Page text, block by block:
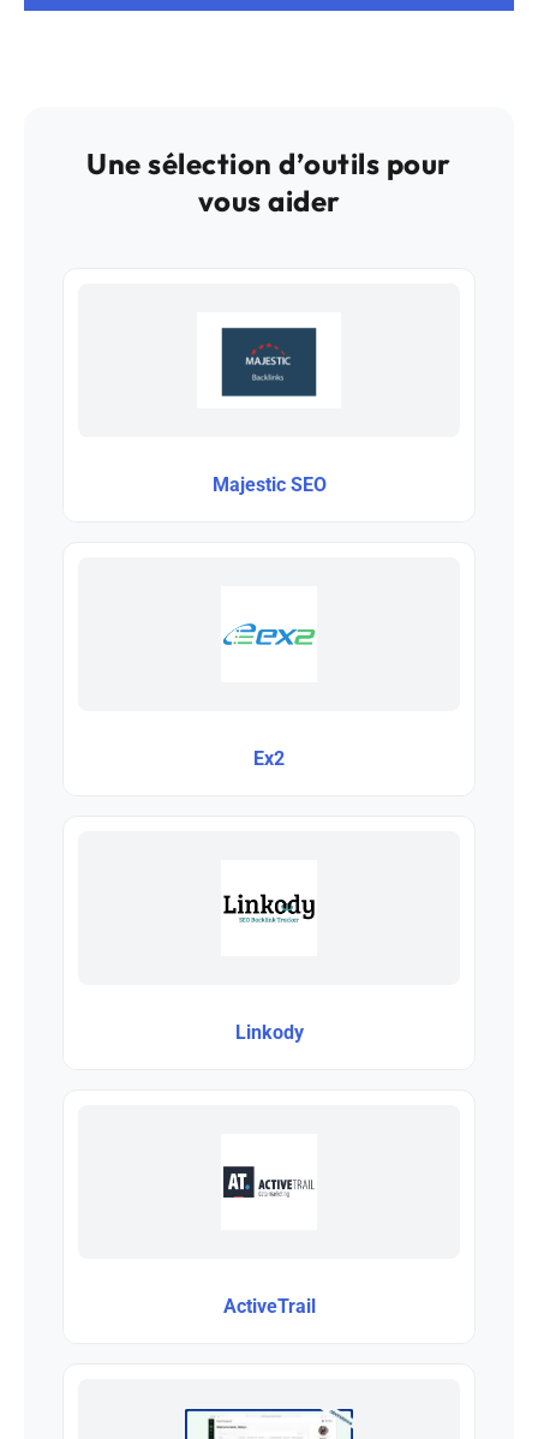
Une sélection d’outils pour
vous aider
Majestic SEO
Ex2
Linkody
ActiveTrail